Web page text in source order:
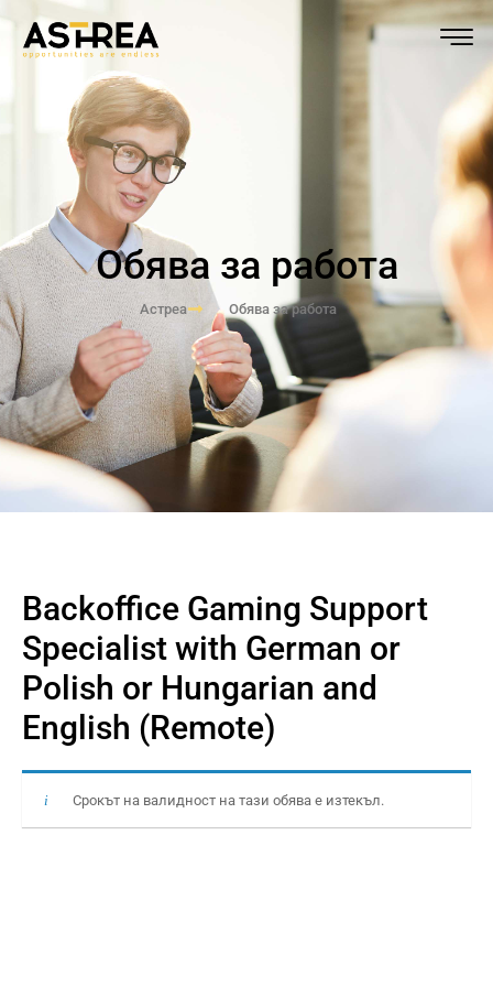
Обява за работа
Астреа Обява за работа
Backoffice Gaming Support
Specialist with German or
Polish or Hungarian and
English (Remote)
Срокът на валидност на тази обява е изтекъл.